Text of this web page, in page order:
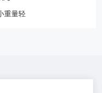
重量轻